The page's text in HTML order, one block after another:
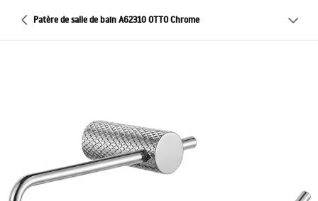
Patère de salle de bain A62310 OTTO Chrome